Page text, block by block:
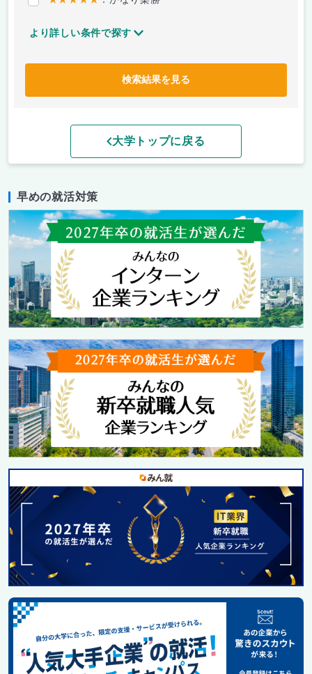
より詳しい条件で探す
検索結果を見る
大学トップに戻る
早めの就活対策